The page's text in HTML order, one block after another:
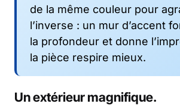
de la même couleur pour
l’inverse : un mur d’accent
la profondeur et donne
la pièce respire mieux.
Un extérieur magnifique.